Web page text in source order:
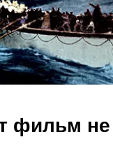
фильм не